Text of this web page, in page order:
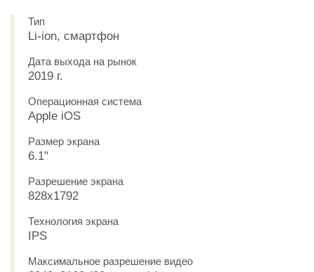
Тип
Li-ion, смартфон
Дата выхода на рынок
2019 г.
Операционная система
Apple iOS
Размер экрана
6.1"
Разрешение экрана
828x1792
Технология экрана
IPS
Максимальное разрешение видео